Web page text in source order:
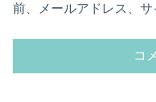
前、メールアドレス、サ